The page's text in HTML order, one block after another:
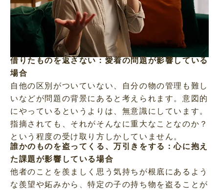
借りたものを返さない：愛着の問題が影響している
場合
自他の区別がついていない、自分の物の管理も難し
いなどが問題の背景にあると考えられます。意図的
にやっているというよりは、無意識にしています。
指摘されても、それがそんなに重大なことなのか？
という程度の受け取り方しかしていません。
誰かのものを盗ってくる、万引きをする：心に抱え
た課題が影響している場合
他者のことを羨ましく思う気持ちが根底にあるよう
な羨望や妬みから、特定の子の持ち物を盗ることが